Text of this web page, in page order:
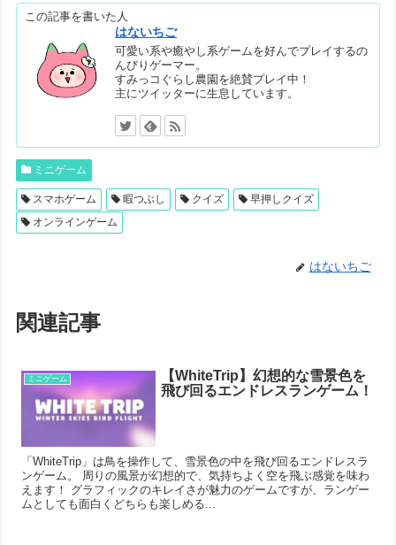
この記事を書いた人
はないちご
可愛い系や癒やし系ゲームを好んでプレイするの
んびりゲーマー。
すみっコぐらし農園を絶賛プレイ中！
主にツイッターに生息しています。
ミニゲーム
スマホゲーム 暇つぶし クイズ
早押しクイズ
オンラインゲーム
はないちご
関連記事
ミニゲーム
【WhiteTrip】幻想的な雪景色を
飛び回るエンドレスランゲーム！
「WhiteTrip」は鳥を操作して、雪景色の中を飛び回るエンドレスラ
ンゲーム。 周りの風景が幻想的で、気持ちよく空を飛ぶ感覚を味わ
えます！ グラフィックのキレイさが魅力のゲームですが、ランゲー
ムとしても面白くどちらも楽しめる...